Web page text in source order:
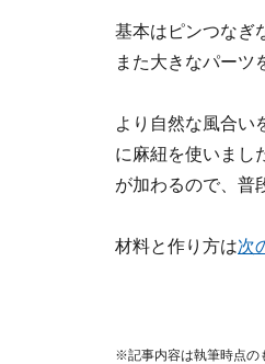
基本はピンつなぎ
また大きなパーツ
より自然な風合い
に麻紐を使いまし
が加わるので、普
材料と作り方は次
※記事内容は執筆時点の